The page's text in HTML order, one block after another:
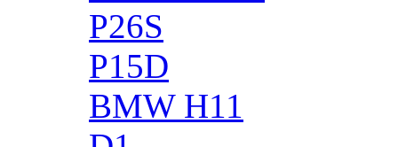
P26S
P15D
BMW H11